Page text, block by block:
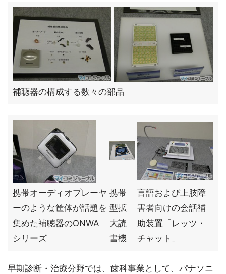
補聴器の構成する数々の部品
携帯オーディオプレーヤ
ーのような筐体が話題を
集めた補聴器のONWA
シリーズ
携帯
型拡
大読
書機
言語および上肢障
害者向けの会話補
助装置「レッツ・
チャット」
早期診断・治療分野では、歯科事業として、パナソニ